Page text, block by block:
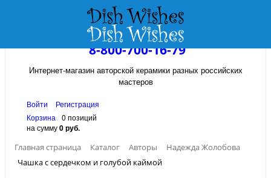
8-800-700-16-79
Интернет-магазин авторской керамики разных российских
мастеров
Войти
Регистрация
Корзина
0 позиций
на сумму0 руб.
Главная страница
Каталог Авторы
Надежда Жолобова
Чашка с сердечком и голубой каймой